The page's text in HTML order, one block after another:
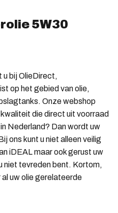
5W30
u bij OlieDirect,
op het gebied van olie,
Onze webshop
die direct uit voorraad
Nederland? Dan wordt uw
ons kunt u niet alleen veilig
iDEAL maar ook gerust uw
niet tevreden bent. Kortom,
uw olie gerelateerde